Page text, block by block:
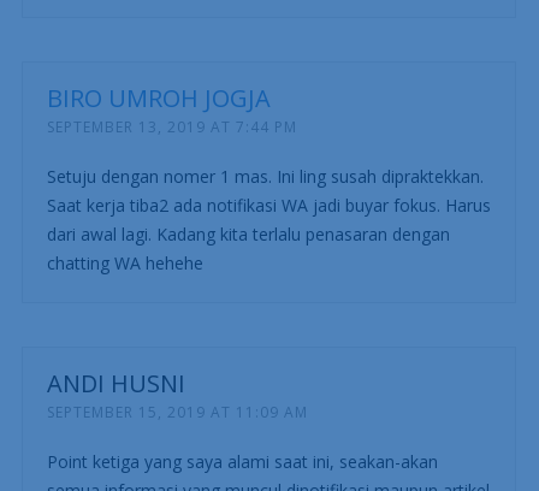
BIRO UMROH JOGJA
SEPTEMBER 13, 2019 AT 7:44 PM
Setuju dengan nomer 1 mas. Ini ling susah dipraktekkan.
Saat kerja tiba2 ada notifikasi WA jadi buyar fokus. Harus
dari awal lagi. Kadang kita terlalu penasaran dengan
chatting WA hehehe
ANDI HUSNI
SEPTEMBER 15, 2019 AT 11:09 AM
Point ketiga yang saya alami saat ini, seakan-akan